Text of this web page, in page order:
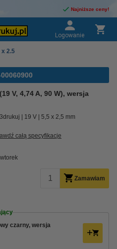
Najniższe ceny!
Logowanie
x 2.5
V, 4,74 A, 90 W), wersja
19 V 5,5 x 2,5 mm
całą specyfikacje
Zamawiam
czarny, wersja